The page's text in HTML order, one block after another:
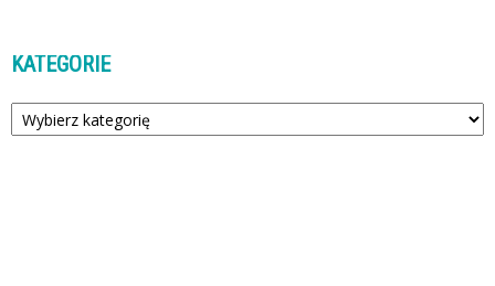
KATEGORIE
Kategorie